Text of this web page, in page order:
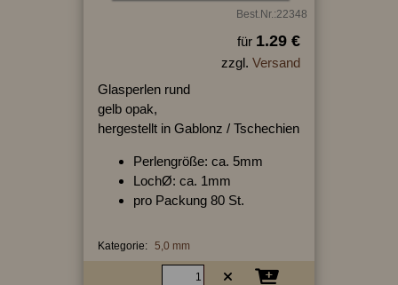
Best.Nr.:22348
für 1.29 €
zzgl. Versand
Glasperlen rund
gelb opak,
hergestellt in Gablonz / Tschechien
Perlengröße: ca. 5mm
LochØ: ca. 1mm
pro Packung 80 St.
Kategorie: 5,0 mm